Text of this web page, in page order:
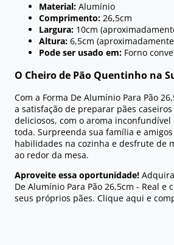
Material: Alumínio
Comprimento: 26,5cm
Largura: 10cm
Altura: 6,5cm
Pode ser usado em: Forno
O Cheiro de Pão Quentinho na
Com a Forma De Alumínio Para Pão
a satisfação de preparar pães
deliciosos, com o aroma inconfundível
toda. Surpreenda sua família e amigos
habilidades na cozinha e desfrute de
ao redor da mesa.
Aproveite essa oportunidade!
De Alumínio Para Pão 26,5cm - Real e
seus próprios pães. Clique aqui e